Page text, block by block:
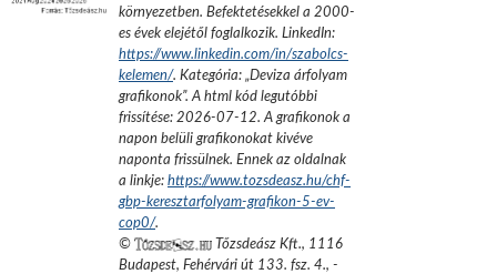
környezetben. Befektetésekkel a 2000-
es évek elejétől foglalkozik. LinkedIn:
https://www.linkedin.com/in/szabolcs-
kelemen/. Kategória: „Deviza árfolyam
grafikonok”.A html kód legutóbbi
frissítése: 2026-07-12. A grafikonok a
napon belüli grafikonokat kivéve
naponta frissülnek. Ennek az oldalnak
a linkje: https://www.tozsdeasz.hu/chf-
gbp-keresztarfolyam-grafikon-5-ev-
cop0/.
©
Tőzsdeász Kft., 1116
Budapest, Fehérvári út 133. fsz. 4., -